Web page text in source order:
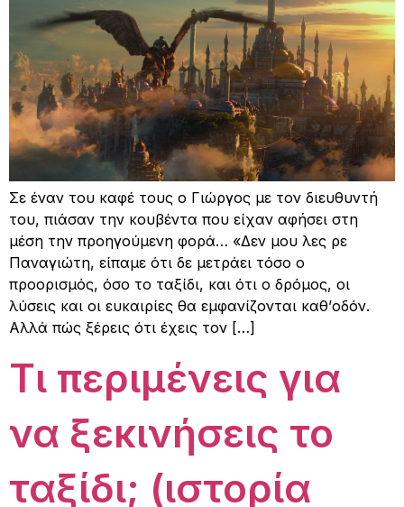
Σε έναν του καφέ τους ο Γιώργος με τον διευθυντή
του, πιάσαν την κουβέντα που είχαν αφήσει στη
μέση την προηγούμενη φορά… «Δεν μου λες ρε
Παναγιώτη, είπαμε ότι δε μετράει τόσο ο
προορισμός, όσο το ταξίδι, και ότι ο δρόμος, οι
λύσεις και οι ευκαιρίες θα εμφανίζονται καθ’οδόν.
Αλλά πώς ξέρεις ότι έχεις τον […]
Τι περιμένεις για
να ξεκινήσεις το
ταξίδι; (ιστορία